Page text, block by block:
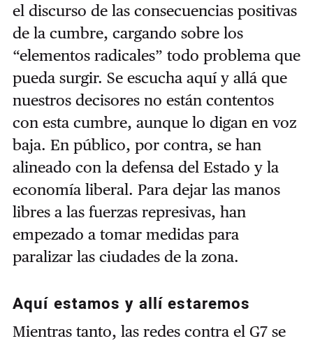
el discurso de las consecuencias positivas
de la cumbre, cargando sobre los
“elementos radicales” todo problema que
pueda surgir. Se escucha aquí y allá que
nuestros decisores no están contentos
con esta cumbre, aunque lo digan en voz
baja. En público, por contra, se han
alineado con la defensa del Estado y la
economía liberal. Para dejar las manos
libres a las fuerzas represivas, han
empezado a tomar medidas para
paralizar las ciudades de la zona.
Aquí estamos y allí estaremos
Mientras tanto, las redes contra el G7 se